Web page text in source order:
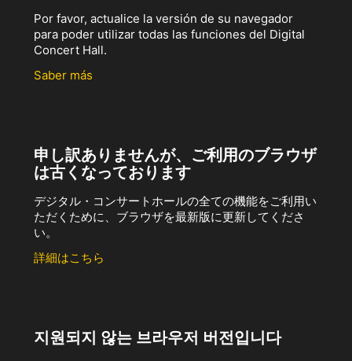
Por favor, actualice la versión de su navegador
para poder utilizar todas las funciones del Digital
Concert Hall.
Saber más
申し訳ありませんが、ご利用のブラウザ
は古くなっております
デジタル・コンサートホールの全ての機能をご利用い
ただくために、ブラウザを最新版に更新してくださ
い。
詳細はこちら
지원되지 않는 브라우저 버전입니다